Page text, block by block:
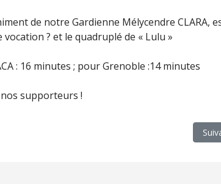
de notre Gardienne Mélycendre CLARA,
vocation ? et le quadruplé de « Lulu »
: 16 minutes ; pour Grenoble :14 minutes
supporteurs !
vente de ravioles et crétins des alpes